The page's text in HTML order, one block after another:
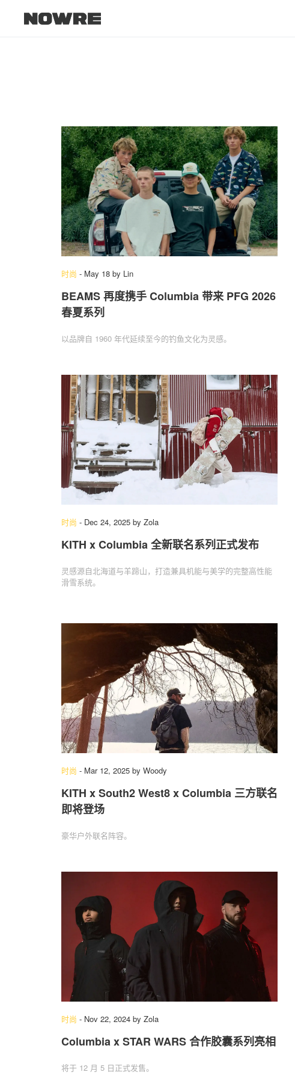
时尚 - May 18 by Lin
BEAMS 再度携手 Columbia 带来 PFG 2026
春夏系列
以品牌自 1960 年代延续至今的钓鱼文化为灵感。
时尚 - Dec 24, 2025 by Zola
KITH x Columbia 全新联名系列正式发布
灵感源自北海道与羊蹄山，打造兼具机能与美学的完整高性能
滑雪系统。
时尚 - Mar 12, 2025 by Woody
KITH x South2 West8 x Columbia 三方联名
即将登场
豪华户外联名阵容。
时尚 - Nov 22, 2024 by Zola
Columbia x STAR WARS 合作胶囊系列亮相
将于 12 月 5 日正式发售。